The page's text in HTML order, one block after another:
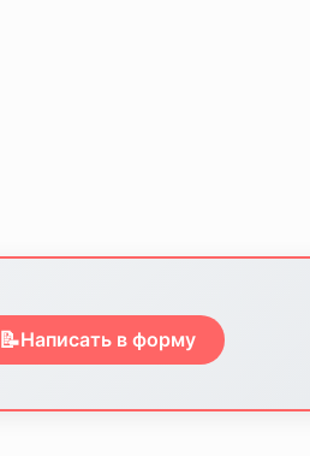
📝Написать в форму